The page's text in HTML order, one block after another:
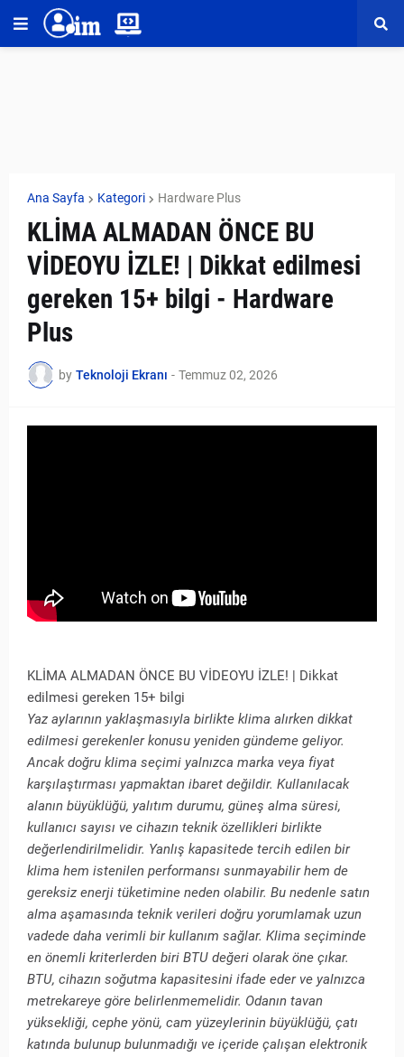
Ana Sayfa Kategori Hardware Plus
KLİMA ALMADAN ÖNCE BU
VİDEOYU İZLE! | Dikkat edilmesi
gereken 15+ bilgi - Hardware
Plus
by Teknoloji Ekranı - Temmuz 02, 2026
KLİMA ALMADAN ÖNCE BU VİDEOYU İZLE! | Dikkat
edilmesi gereken 15+ bilgi
Yaz aylarının yaklaşmasıyla birlikte klima alırken dikkat
edilmesi gerekenler konusu yeniden gündeme geliyor.
Ancak doğru klima seçimi yalnızca marka veya fiyat
karşılaştırması yapmaktan ibaret değildir. Kullanılacak
alanın büyüklüğü, yalıtım durumu, güneş alma süresi,
kullanıcı sayısı ve cihazın teknik özellikleri birlikte
değerlendirilmelidir. Yanlış kapasitede tercih edilen bir
klima hem istenilen performansı sunmayabilir hem de
gereksiz enerji tüketimine neden olabilir. Bu nedenle satın
alma aşamasında teknik verileri doğru yorumlamak uzun
vadede daha verimli bir kullanım sağlar. Klima seçiminde
en önemli kriterlerden biri BTU değeri olarak öne çıkar.
BTU, cihazın soğutma kapasitesini ifade eder ve yalnızca
metrekareye göre belirlenmemelidir. Odanın tavan
yüksekliği, cephe yönü, cam yüzeylerinin büyüklüğü, çatı
katında bulunup bulunmadığı ve içeride çalışan elektronik